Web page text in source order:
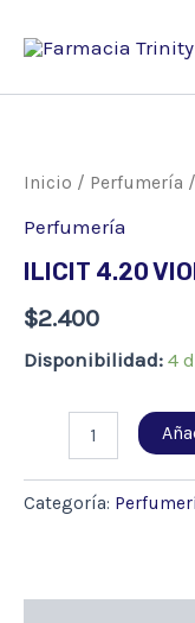
Inicio / Perfumería
Perfumería
ILICIT 4.20
$2.400
Disponibilidad: 4
cantidad
Categoría: